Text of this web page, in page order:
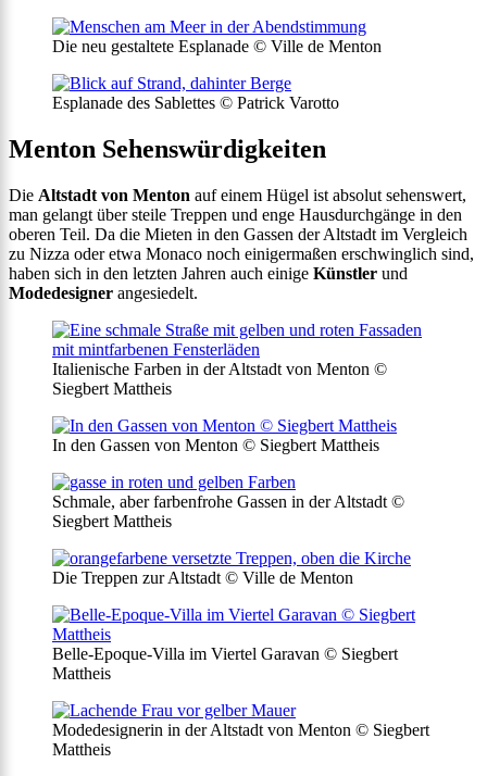
Die neu gestaltete Esplanade © Ville de Menton
Esplanade des Sablettes © Patrick Varotto
Menton Sehenswürdigkeiten
Die Altstadt von Menton auf einem Hügel ist absolut sehenswert,
man gelangt über steile Treppen und enge Hausdurchgänge in den
oberen Teil. Da die Mieten in den Gassen der Altstadt im Vergleich
zu Nizza oder etwa Monaco noch einigermaßen erschwinglich sind,
haben sich in den letzten Jahren auch einige Künstler und
Modedesigner angesiedelt.
Italienische Farben in der Altstadt von Menton ©
Siegbert Mattheis
In den Gassen von Menton © Siegbert Mattheis
Schmale, aber farbenfrohe Gassen in der Altstadt ©
Siegbert Mattheis
Die Treppen zur Altstadt © Ville de Menton
Belle-Epoque-Villa im Viertel Garavan © Siegbert
Mattheis
Modedesignerin in der Altstadt von Menton © Siegbert
Mattheis